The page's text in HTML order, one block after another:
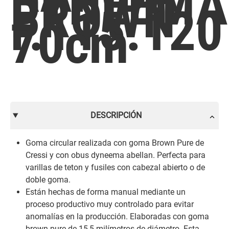
BROWN
F.115.120
70cm
DESCRIPCIÓN
Goma circular realizada con goma Brown Pure de
Cressi y con obus dyneema abellan. Perfecta para
varillas de teton y fusiles con cabezal abierto o de
doble goma.
Están hechas de forma manual mediante un
proceso productivo muy controlado para evitar
anomalías en la producción. Elaboradas con goma